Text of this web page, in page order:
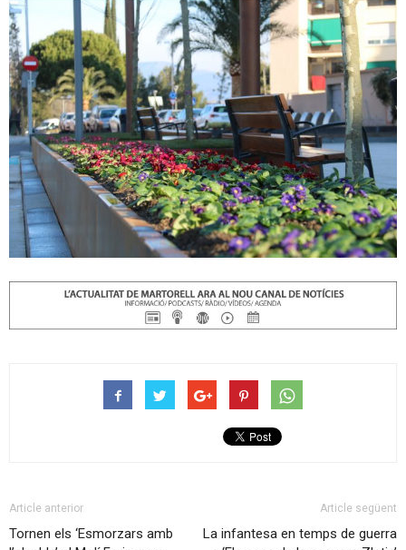
Article anterior
Tornen els ‘Esmorzars amb
Article següent
La infantesa en temps de guerra